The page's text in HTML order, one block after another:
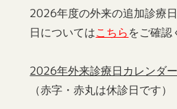
2026年度の外来の追加診療
日についてはこちらをご確認
2026年外来診療日カレンダ
（赤字・赤丸は休診日です）